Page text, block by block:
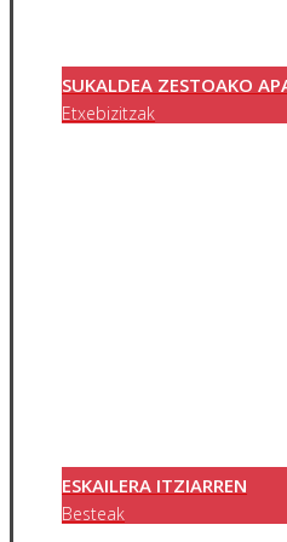
SUKALDEA ZESTOAKO
Etxebizitzak
ESKAILERA ITZIARREN
Besteak